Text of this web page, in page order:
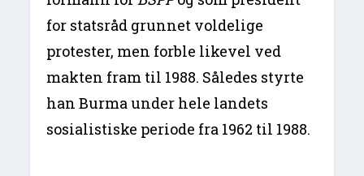
for statsråd grunnet voldelige
protester, men forble likevel ved
makten fram til 1988. Således styrte
han Burma under hele landets
sosialistiske periode fra 1962 til 1988.